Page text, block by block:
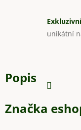
unikátní
Popis
Značka